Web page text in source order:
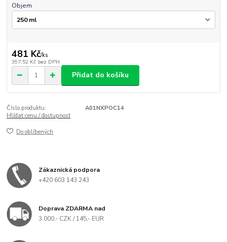
Objem
481 Kč/ks
397,52 Kč bez DPH
Přidat do košíku
Číslo produktu:
A01NXPOC14
Hlídat cenu / dostupnost
Do oblíbených
Zákaznická podpora
+420 603 143 243
Doprava ZDARMA nad
3.000,- CZK / 145,- EUR